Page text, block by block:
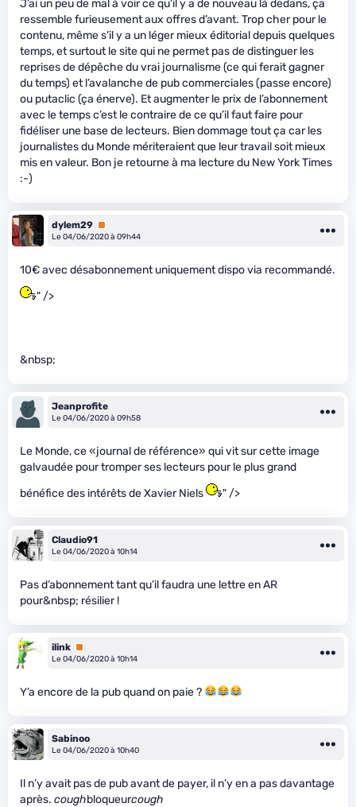
J’ai un peu de mal à voir ce qu’il y a de nouveau là dedans, ça
ressemble furieusement aux offres d’avant. Trop cher pour le
contenu, même s’il y a un léger mieux éditorial depuis quelques
temps, et surtout le site qui ne permet pas de distinguer les
reprises de dépêche du vrai journalisme (ce qui ferait gagner
du temps) et l’avalanche de pub commerciales (passe encore)
ou putaclic (ça énerve). Et augmenter le prix de l’abonnement
avec le temps c’est le contraire de ce qu’il faut faire pour
fidéliser une base de lecteurs. Bien dommage tout ça car les
journalistes du Monde mériteraient que leur travail soit mieux
mis en valeur. Bon je retourne à ma lecture du New York Times
:-)
dylem29 Premium
Le 04/06/2020 à 09h44
10€ avec désabonnement uniquement dispo via recommandé.
" />
&nbsp;
Jeanprofite
Le 04/06/2020 à 09h58
Le Monde, ce «journal de référence» qui vit sur cette image
galvaudée pour tromper ses lecteurs pour le plus grand
bénéfice des intérêts de Xavier Niels
" />
Claudio91
Le 04/06/2020 à 10h14
Pas d’abonnement tant qu’il faudra une lettre en AR
pour&nbsp; résilier !
ilink Premium
Le 04/06/2020 à 10h14
Y’a encore de la pub quand on paie ?
Sabinoo
Le 04/06/2020 à 10h40
Il n’y avait pas de pub avant de payer, il n’y en a pas davantage
après. coughbloqueurcough